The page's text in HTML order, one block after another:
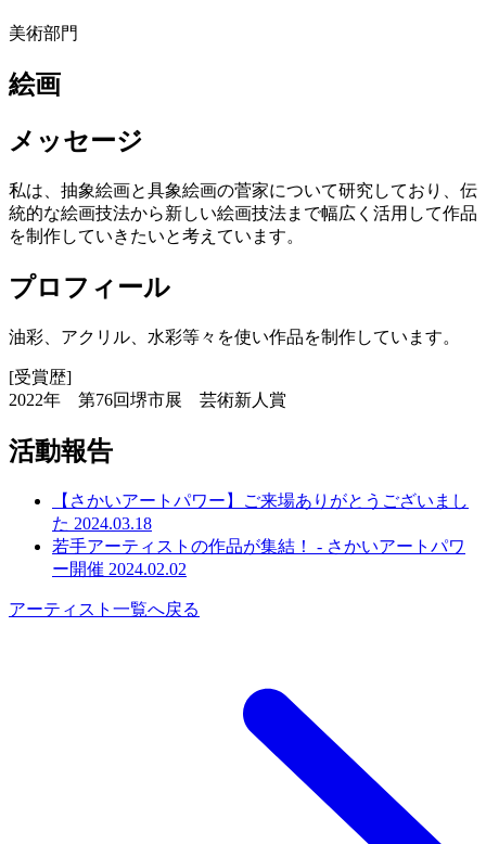
美術部門
絵画
メッセージ
私は、抽象絵画と具象絵画の菅家について研究しており、伝
統的な絵画技法から新しい絵画技法まで幅広く活用して作品
を制作していきたいと考えています。
プロフィール
油彩、アクリル、水彩等々を使い作品を制作しています。
[受賞歴]
2022年 第76回堺市展 芸術新人賞
活動報告
【さかいアートパワー】ご来場ありがとうございまし
た 2024.03.18
若手アーティストの作品が集結！ - さかいアートパワ
ー開催 2024.02.02
アーティスト一覧へ戻る